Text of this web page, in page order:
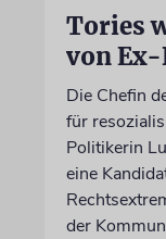
Tories
von
Die Chefin
für
Politikerin
eine
der